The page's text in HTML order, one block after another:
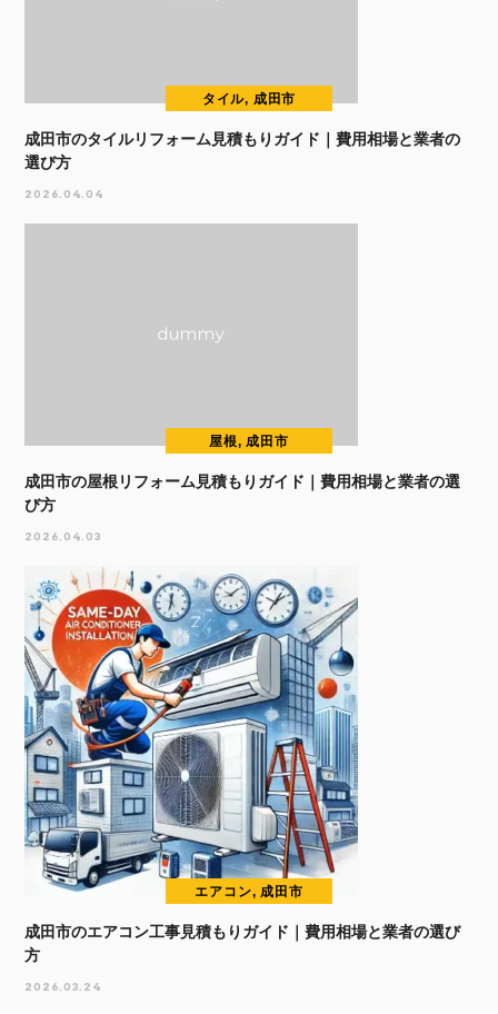
タイル, 成田市
成田市のタイルリフォーム見積もりガイド｜費用相場と業者の
選び方
2026.04.04
屋根, 成田市
成田市の屋根リフォーム見積もりガイド｜費用相場と業者の選
び方
2026.04.03
エアコン, 成田市
成田市のエアコン工事見積もりガイド｜費用相場と業者の選び
方
2026.03.24